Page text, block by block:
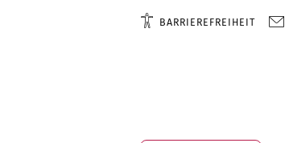
BARRIEREFREIHEIT